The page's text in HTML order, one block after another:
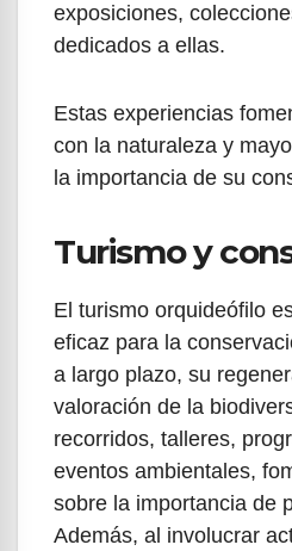
exposiciones,
dedicados a ellas.
Estas experiencias
con la naturaleza y
la importancia de su
Turismo y
El turismo orquideófilo
eficaz para la
a largo plazo, su
valoración de la
recorridos, talleres,
eventos ambientales,
sobre la importancia de
Además, al involucrar